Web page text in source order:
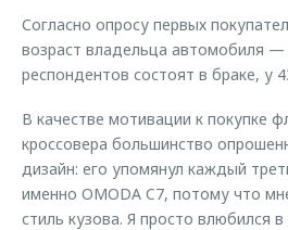
Трейд-ин
Калькулятор трейд-ин
Одежда и сувениры
Оригинальные аксессуары
Запчасти
Согласно опросу первых
возраст владельца автомобиля —
респондентов состоят в браке, у
В качестве мотивации к покупке
кроссовера большинство
дизайн: его упомянул каждый
именно OMODA C7, потому что
стиль кузова. Я просто влюбился